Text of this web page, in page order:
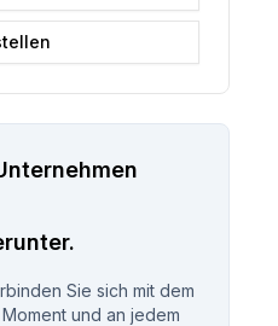
Sie sich mit dem
und an jedem